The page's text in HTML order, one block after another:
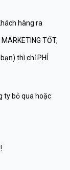
hàng ra
TỐT,
thì chỉ PHÍ
ty bỏ qua hoặc